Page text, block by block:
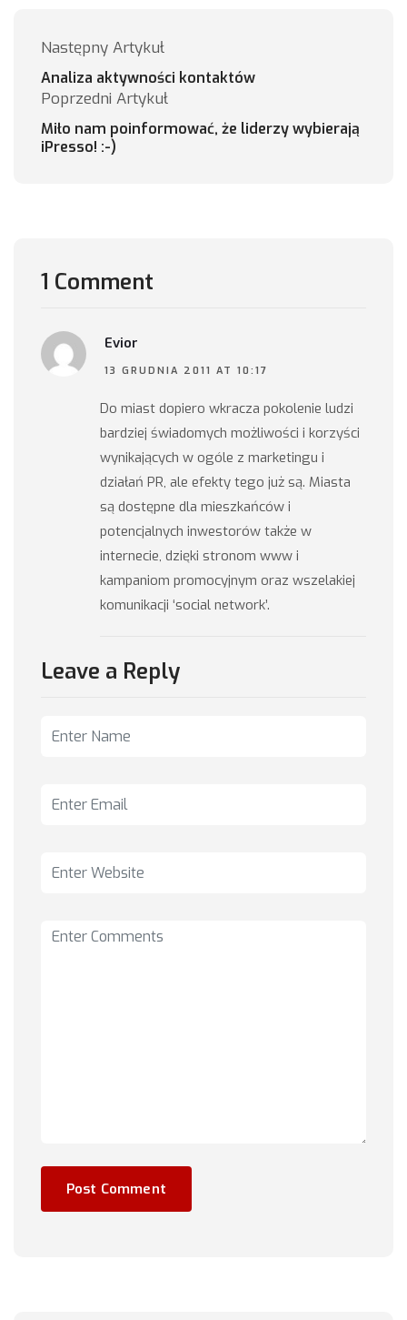
Następny Artykuł
Analiza aktywności kontaktów
Poprzedni Artykuł
Miło nam poinformować, że liderzy wybierają
iPresso! :-)
1 Comment
Evior
13 GRUDNIA 2011 AT 10:17
Do miast dopiero wkracza pokolenie ludzi
bardziej świadomych możliwości i korzyści
wynikających w ogóle z marketingu i
działań PR, ale efekty tego już są. Miasta
są dostępne dla mieszkańców i
potencjalnych inwestorów także w
internecie, dzięki stronom www i
kampaniom promocyjnym oraz wszelakiej
komunikacji ‘social network’.
Leave a Reply